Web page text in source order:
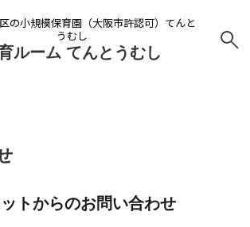
の小規模保育園（大阪市許認可）てんと
うむし
ルーム てんとうむし
トからのお問い合わせ